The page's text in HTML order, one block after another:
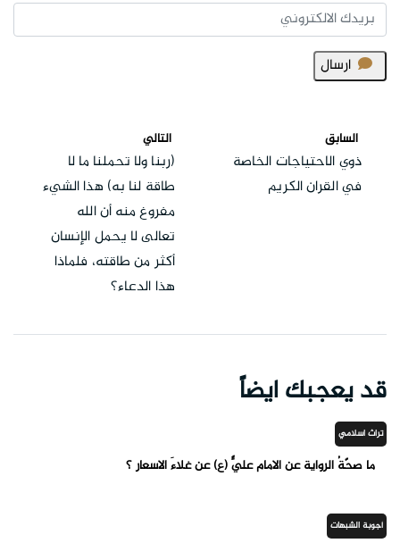
ارسال
السابق
ذوي الاحتياجات الخاصة
في القران الكريم
التالي
(ربنا ولا تحملنا ما لا
طاقة لنا به) هذا الشيء
مفروغ منه أن الله
تعالى لا يحمل الإنسان
أكثر من طاقته، فلماذا
هذا الدعاء؟
قد يعجبك ايضاً
تراث اسلامي
ما صحّةُ الرواية عن الامام عليٍّ (ع) عن غلاءَ الاسعار ؟
أجوبة الشبهات